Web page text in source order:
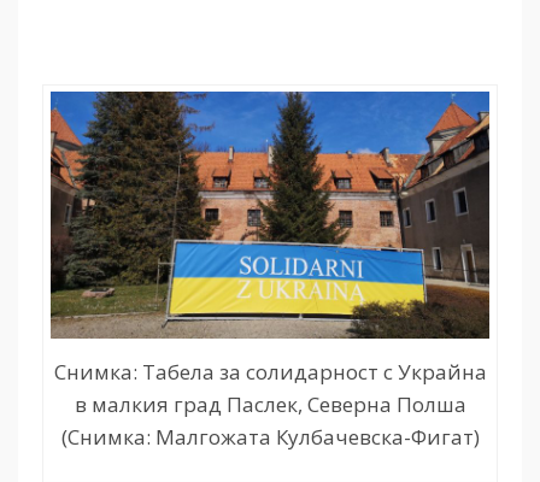
Снимка: Табела за солидарност с Украйна
в малкия град Паслек, Северна Полша
(Снимка: Малгожата Кулбачевска-Фигат)